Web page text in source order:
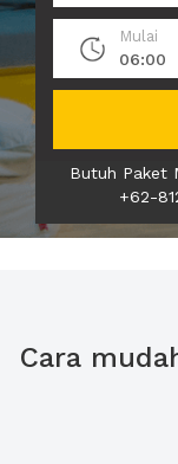
Mulai
06:00
Butuh Paket
+62-
Cara